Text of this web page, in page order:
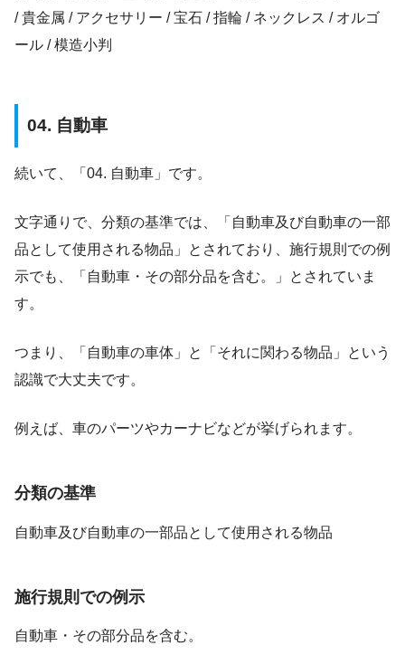
/ 貴金属 / アクセサリー / 宝石 / 指輪 / ネックレス / オルゴ
ール / 模造小判
04. 自動車
続いて、「04. 自動車」です。
文字通りで、分類の基準では、「自動車及び自動車の一部
品として使用される物品」とされており、施行規則での例
示でも、「自動車・その部分品を含む。」とされていま
す。
つまり、「自動車の車体」と「それに関わる物品」という
認識で大丈夫です。
例えば、車のパーツやカーナビなどが挙げられます。
分類の基準
自動車及び自動車の一部品として使用される物品
施行規則での例示
自動車・その部分品を含む。